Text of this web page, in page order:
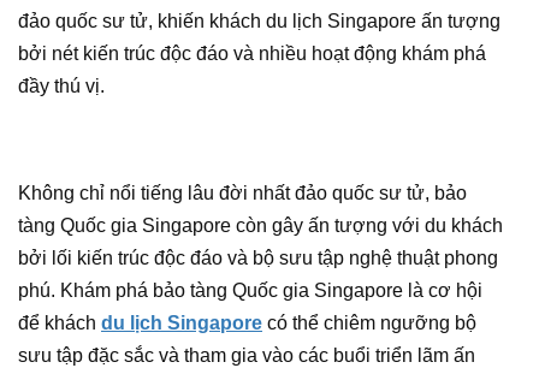
đảo quốc sư tử, khiến khách du lịch Singapore ấn tượng
bởi nét kiến trúc độc đáo và nhiều hoạt động khám phá
đầy thú vị.
Không chỉ nổi tiếng lâu đời nhất đảo quốc sư tử, bảo
tàng Quốc gia Singapore còn gây ấn tượng với du khách
bởi lối kiến trúc độc đáo và bộ sưu tập nghệ thuật phong
phú. Khám phá bảo tàng Quốc gia Singapore là cơ hội
để khách du lịch Singapore có thể chiêm ngưỡng bộ
sưu tập đặc sắc và tham gia vào các buổi triển lãm ấn